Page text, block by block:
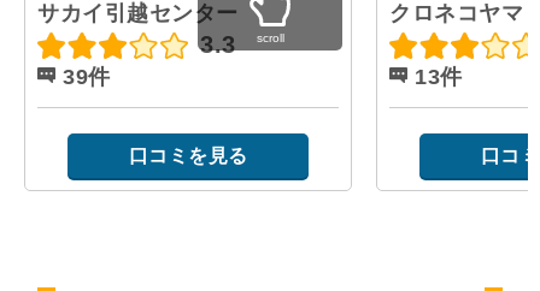
サカイ引越センター
3.3
39件
口コミを見る
クロネコヤマ
13件
口コ
scroll